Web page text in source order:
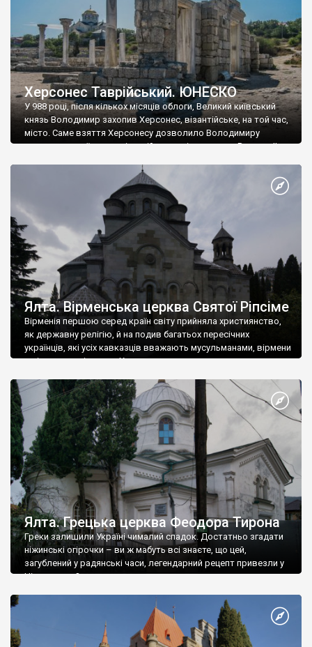
Херсонес Таврійський. ЮНЕСКО
У 988 році, після кількох місяців облоги, Великий київський
князь Володимир захопив Херсонес, візантійське, на той час,
місто. Саме взяття Херсонесу дозволило Володимиру
диктувати свої умови візантійському імператору Василю ІІ, та
Херсонесі Володимир-язичник, став Василем-християнином.
А потім було Хрещення Русі. На честь Херсонесу Таврійського
Ялта. Вірменська церква Святої Ріпсіме
Вірменія першою серед країн світу прийняла християнство,
як державну релігію, й на подив багатьох пересічних
українців, які усіх кавказців вважають мусульманами, вірмени
є відданими вірянами Христа
Ялта. Грецька церква Феодора Тирона
Греки залишили Україні чималий спадок. Достатньо згадати
ніжинські огірочки – ви ж мабуть всі знаєте, що цей,
загублений у радянські часи, легендарний рецепт привезли у
Ніжин греки?